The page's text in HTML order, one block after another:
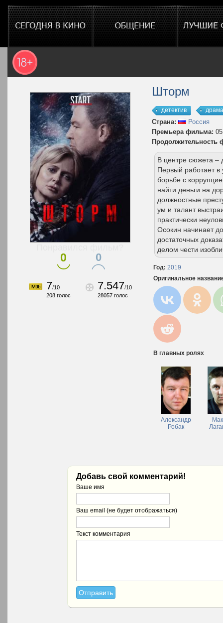
0 0
7/10
208 голос
7.547/10
28057 голос
Шторм
детектив драма
Страна:
Россия
Премьера фильма:
Продолжительность
В центре сюжета –
Первый работает в
борьбе с
найти деньги на
должностные
ум и талант
практически
Осокин начинает
достаточных
делом чести
Год: 2019
Оригинальное
В главных ролях
Александр
Робак
Добавь свой комментарий!
Ваше имя
Ваш email (не будет отображаться)
Текст комментария